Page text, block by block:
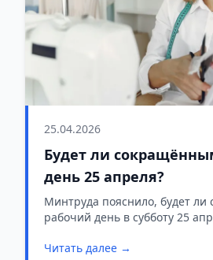
25.04.2026
Будет ли
день 25 апреля?
Минтруда пояснило, будет
рабочий день в субботу 25
Читать далее →